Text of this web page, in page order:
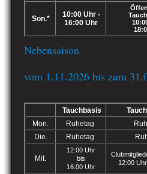
Son.*
10:00 Uhr -
16:00 Uhr
Nebensaison
vom 1.11.2026 bis zum
Tauchbasis
Mon.
Ruhetag
Die.
Ruhetag
Mit.
12:00 Uhr
bis
16:00 Uhr
12:00